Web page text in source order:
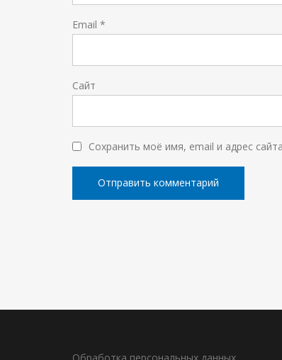
Email *
Сайт
Сохранить моё имя, email и адрес